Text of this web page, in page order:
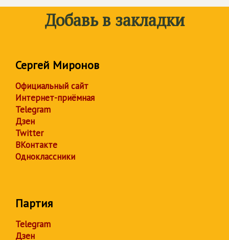
Добавь в закладки
Сергей Миронов
Официальный сайт
Интернет-приёмная
Telegram
Дзен
Twitter
ВКонтакте
Одноклассники
Партия
Telegram
Дзен